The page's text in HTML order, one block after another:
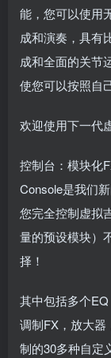
能，您可以使用
成和演奏，具有
成和全面的关节
使您可以按照自
欢迎使用下一代
控制台：模块化
Console是我们
您完全控制虚拟
量的预设模块）
择！
其中包括多个
调制FX，放大器
制的30多种自定